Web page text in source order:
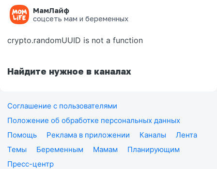
МамЛайф
соцсеть мам и беременных
Ошибка на странице
crypto.randomUUID is not a function
Найдите нужное в каналах
Соглашение с пользователями
Положение об обработке персональных данных
Помощь
Реклама в приложении Каналы
Лента
Темы
Беременным Мамам
Планирующим
Пресс-центр